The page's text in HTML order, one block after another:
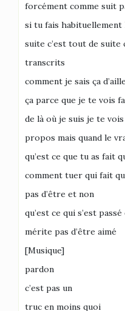
forcément comme suit
si tu fais habituellement
suite c’est tout de suite
transcrits
comment je sais ça
ça parce que je te vois
de là où je suis je te
propos mais quand le
qu’est ce que tu as fait
comment tuer qui fait
pas d’être et non
qu’est ce qui s’est
mérite pas d’être aimé
[Musique]
pardon
c’est pas un
truc en moins quoi